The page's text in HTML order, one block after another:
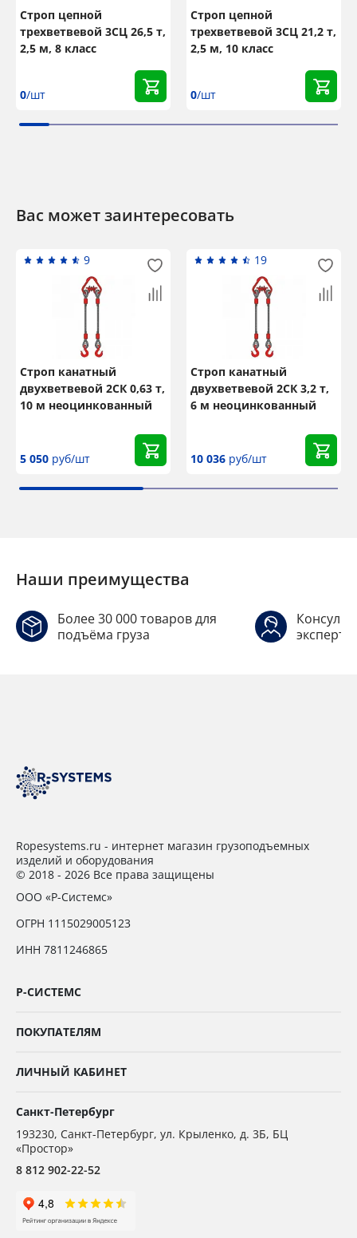
Строп цепной
трехветвевой 3СЦ 26,5 т,
2,5 м, 8 класс
0/шт
Строп цепной
трехветвевой 3СЦ 21,2 т,
2,5 м, 10 класс
0/шт
Вас может заинтересовать
9
Строп канатный
двухветвевой 2СК 0,63 т,
10 м неоцинкованный
5 050 руб/шт
19
Строп канатный
двухветвевой 2СК 3,2 т,
6 м неоцинкованный
10 036 руб/шт
Наши преимущества
Более 30 000 товаров для
подъёма груза
Ropesystems.ru - интернет магазин грузоподъемных
изделий и оборудования
© 2018 - 2026 Все права защищены
ООО «Р-Системс»
ОГРН 1115029005123
ИНН 7811246865
Р-СИСТЕМС
ПОКУПАТЕЛЯМ
ЛИЧНЫЙ КАБИНЕТ
Санкт-Петербург
193230, Санкт-Петербург, ул. Крыленко, д. 3Б, БЦ
«Простор»
8 812 902-22-52